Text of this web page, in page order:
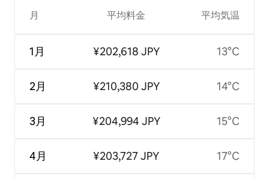
月
1月
2月
3月
4月
平均料金
¥202,618 JPY
¥210,380 JPY
¥204,994 JPY
¥203,727 JPY
平均気温
13°C
14°C
15°C
17°C